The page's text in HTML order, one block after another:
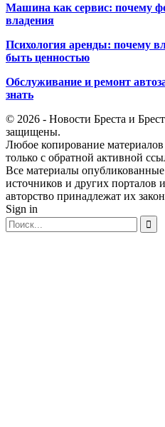
Машина как сервис: почему
владения
Психология аренды: почему
быть ценностью
Обслуживание и ремонт
знать
© 2026 - Новости Бреста и
защищены.
Любое копирование материалов
только с обратной активной
Все материалы
источников и других порталов
авторство принадлежат их
Sign in